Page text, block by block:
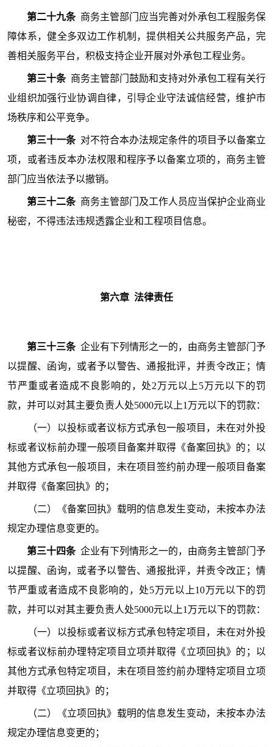
第二十九条 商务主管部门应当完善对外承包工程服务保
障体系，健全多双边工作机制，提供相关公共服务产品，完
善相关服务平台，积极支持企业开展对外承包工程业务。
第三十条 商务主管部门鼓励和支持对外承包工程有关行
业组织加强行业协调自律，引导企业守法诚信经营，维护市
场秩序和公平竞争。
第三十一条 对不符合本办法规定条件的项目予以备案立
项，或者违反本办法权限和程序予以备案立项的，商务主管
部门应当依法予以撤销。
第三十二条 商务主管部门及工作人员应当保护企业商业
秘密，不得违法违规透露企业和工程项目信息。
第六章 法律责任
第三十三条 企业有下列情形之一的，由商务主管部门予
以提醒、函询，或者予以警告、通报批评，并责令改正；情
节严重或者造成不良影响的，处2万元以上5万元以下的罚
款，并可以对其主要负责人处5000元以上1万元以下的罚款：
（一）以投标或者议标方式承包一般项目，未在对外投
标或者议标前办理一般项目备案并取得《备案回执》的；以
其他方式承包一般项目，未在项目签约前办理一般项目备案
并取得《备案回执》的；
（二）《备案回执》载明的信息发生变动，未按本办法
规定办理信息变更的。
第三十四条 企业有下列情形之一的，由商务主管部门予
以提醒、函询，或者予以警告、通报批评，并责令改正；情
节严重或者造成不良影响的，处5万元以上10万元以下的罚
款，并可以对其主要负责人处5000元以上1万元以下的罚款：
（一）以投标或者议标方式承包特定项目，未在对外投
标或者议标前办理特定项目立项并取得《立项回执》的；以
其他方式承包特定项目，未在项目签约前办理特定项目立项
并取得《立项回执》的；
（二）《立项回执》载明的信息发生变动，未按本办法
规定办理信息变更的；